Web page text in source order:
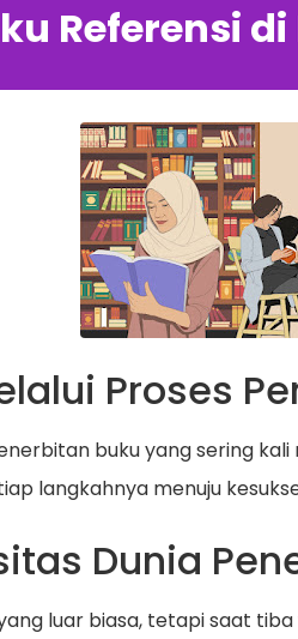
Referensi
Proses
buku yang sering
langkahnya menuju
Dunia
luar biasa, tetapi saat